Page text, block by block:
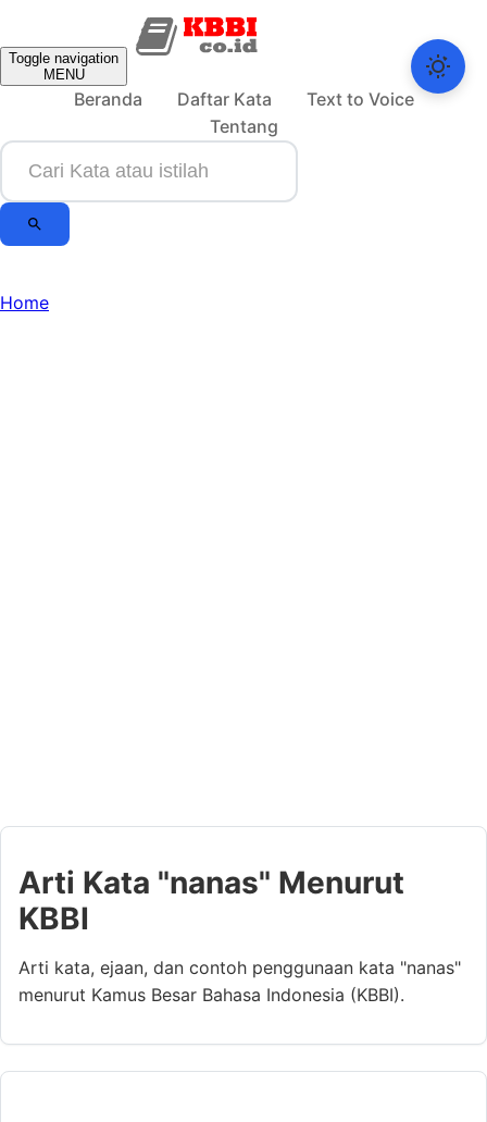
Toggle navigation
MENU
Beranda Daftar Kata
Text to Voice
Tentang
Home
Arti Kata "nanas" Menurut
KBBI
Arti kata, ejaan, dan contoh penggunaan kata "nanas"
menurut Kamus Besar Bahasa Indonesia (KBBI).